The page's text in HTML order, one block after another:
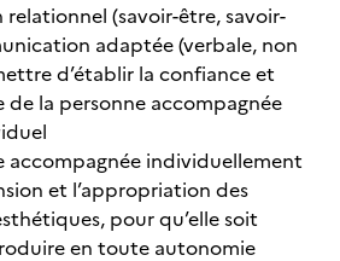
(savoir-être, savoir-
adaptée (verbale, non
d’établir la confiance et
de la personne accompagnée
accompagnée individuellement
et l’appropriation des
pour qu’elle soit
en toute autonomie